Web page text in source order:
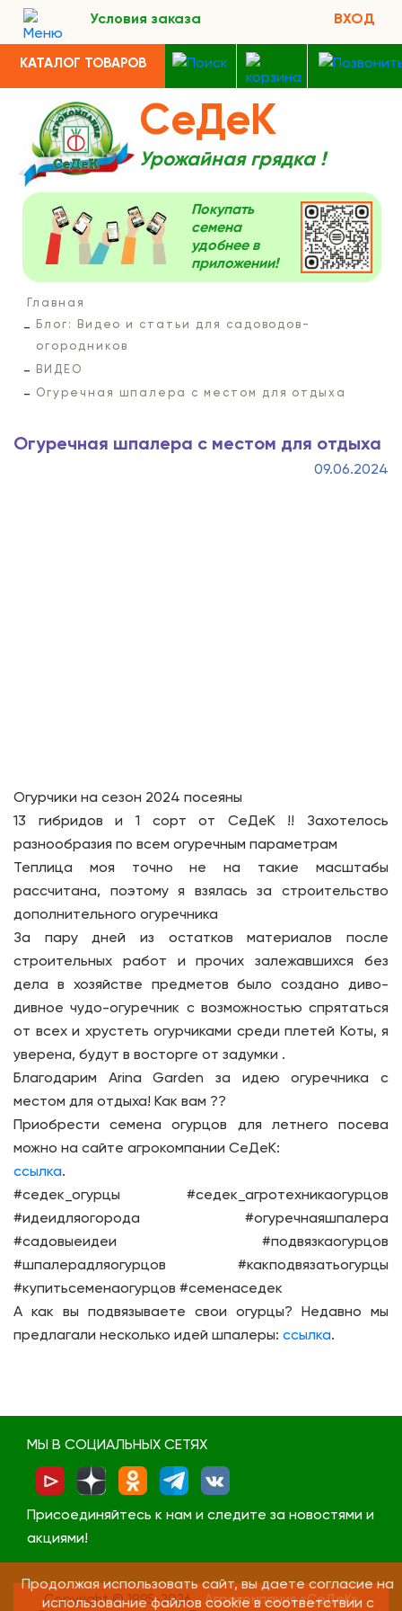
Условия заказа ВХОД
КАТАЛОГ ТОВАРОВ
СеДеК
Урожайная грядка !
Покупать
семена
удобнее в
приложении!
Главная
Блог: Видео и статьи для садоводов-
огородников
ВИДЕО
Огуречная шпалера с местом для отдыха
Огуречная шпалера с местом для отдыха
09.06.2024
Огурчики на сезон 2024 посеяны
13 гибридов и 1 сорт от СеДеК !! Захотелось
разнообразия по всем огуречным параметрам
Теплица моя точно не на такие масштабы
рассчитана, поэтому я взялась за строительство
дополнительного огуречника
За пару дней из остатков материалов после
строительных работ и прочих залежавшихся без
дела в хозяйстве предметов было создано диво-
дивное чудо-огуречник с возможностью спрятаться
от всех и хрустеть огурчиками среди плетей Коты, я
уверена, будут в восторге от задумки .
Благодарим Arina Garden за идею огуречника с
местом для отдыха! Как вам ??
Приобрести семена огурцов для летнего посева
можно на сайте агрокомпании СеДеК:
ссылка.
#седек_огурцы #седек_агротехникаогурцов
#идеидляогорода #огуречнаяшпалера
#садовыеидеи #подвязкаогурцов
#шпалерадляогурцов #какподвязатьогурцы
#купитьсеменаогурцов #семенаседек
А как вы подвязываете свои огурцы? Недавно мы
предлагали несколько идей шпалеры: ссылка.
МЫ В СОЦИАЛЬНЫХ СЕТЯХ
Присоединяйтесь к нам и следите за новостями и
акциями!
Copyright © 1995-2026
Агрокомпания «СеДеК»
Продолжая использовать сайт, вы даете согласие на
использование файлов cookie в соответствии с